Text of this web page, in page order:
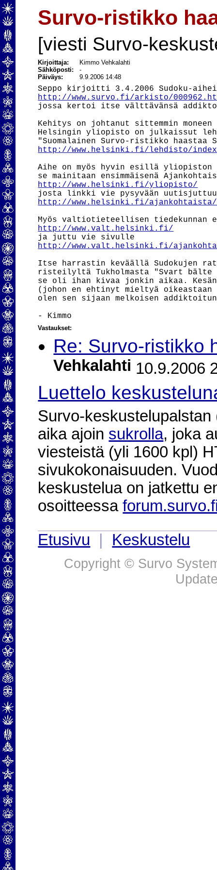
Survo-ristikko
[viesti Survo-
Kirjoittaja:
Kimmo Vehkalahti
Sähköposti:-
Päiväys:
9.9.2006 14:48
http://www.survo.fi/arkisto/
jossa kertoi itse välttävänsä
Kehitys on johtanut sittemmin
Helsingin yliopisto on julkaissut
http://www.helsinki.fi/lehdisto/
Aihe on myös hyvin esillä
http://www.helsinki.fi/yliopisto/
http://www.helsinki.fi/ajankohtaista/
http://www.valt.helsinki.fi/
http://www.valt.helsinki.fi/
Itse harrastin keväällä Sudokujen
risteilyltä Tukholmasta "Svart
se oli ihan kivaa jonkin aikaa. Kesän
(johon en ehtinyt mieltyä
olen sen sijaan melkoisen
Vastaukset:
Re: Survo-ristikko
Vehkalahti 10.9.2006
Luettelo
Survo-
aika ajoin sukrolla, joka
viesteistä (yli 1600 kpl)
sivukokonaisuuden.
keskustelua on jatkettu
osoitteessa
Etusivu
Keskustelu
Copyright © Survo